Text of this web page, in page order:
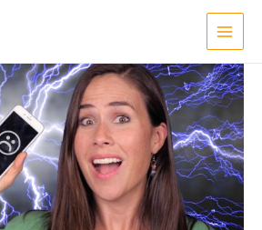
Main
Menu